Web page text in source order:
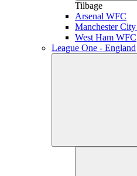
Tilbage
Arsenal WFC
Manchester
West Ham WFC
League One - England